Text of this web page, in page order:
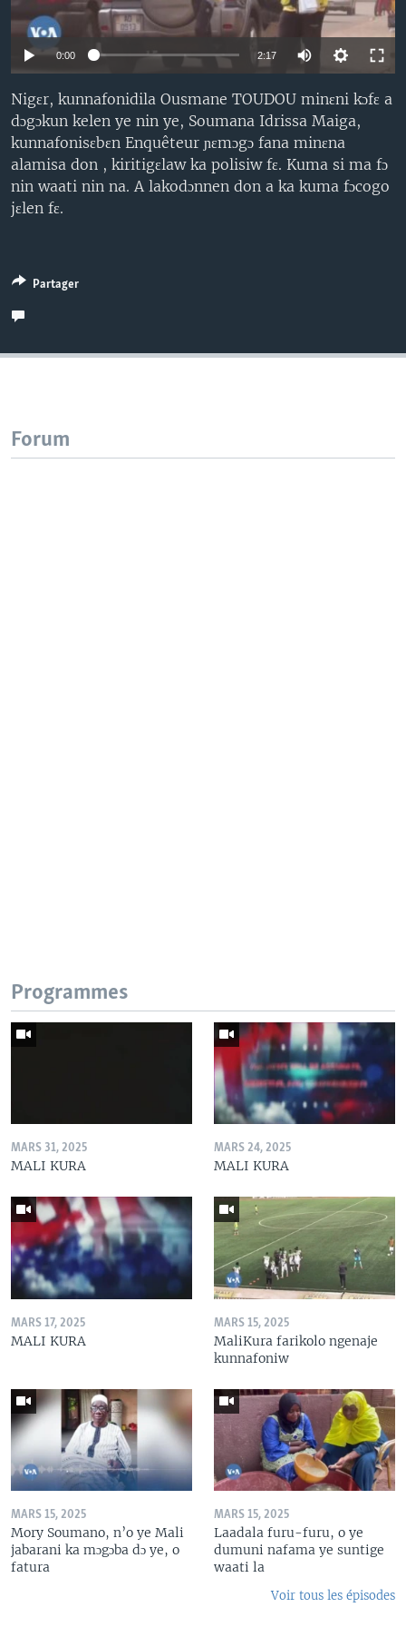
0:00 2:17
Nigɛr, kunnafonidila Ousmane TOUDOU minɛni kɔfɛ a
dɔgɔkun kelen ye nin ye, Soumana Idrissa Maiga,
kunnafonisɛbɛn Enquêteur ɲɛmɔgɔ fana minɛna
alamisa don , kiritigɛlaw ka polisiw fɛ. Kuma si ma fɔ
nin waati nin na. A lakodɔnnen don a ka kuma fɔcogo
jɛlen fɛ.
Partager
Forum
Programmes
MARS 31, 2025
MALI KURA
MARS 24, 2025
MALI KURA
MARS 17, 2025
MALI KURA
MARS 15, 2025
MaliKura farikolo ngenaje
kunnafoniw
MARS 15, 2025
Mory Soumano, n’o ye Mali
jabarani ka mɔgɔba dɔ ye, o
fatura
MARS 15, 2025
Laadala furu-furu, o ye
dumuni nafama ye suntige
waati la
Voir tous les épisodes